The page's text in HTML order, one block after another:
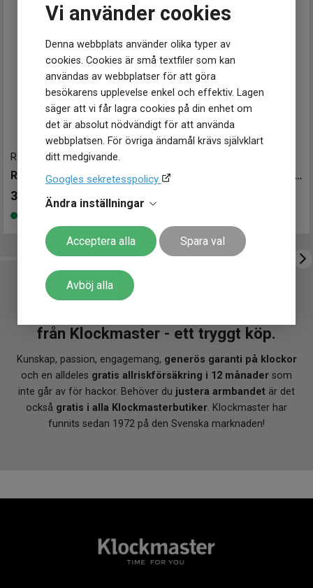
Vi använder cookies
Denna webbplats använder olika typer av
cookies. Cookies är små textfiler som kan
användas av webbplatser för att göra
besökarens upplevelse enkel och effektiv. Lagen
säger att vi får lagra cookies på din enhet om
det är absolut nödvändigt för att använda
webbplatsen. För övriga ändamål krävs självklart
ditt medgivande.
Googles sekretesspolicy
Ändra inställningar
Acceptera alla Spara val
Avböj alla
R21702162 -23 mm
RADO Ceramica 23mm
30 800 kr
Finns i lager
RADO True Square Diamonds 29mm
från Klockmaster - ett tryggt köp.
Kunskap, passion, engagemang, generös garanti på klockor
och en alldeles gratis allriskförsäkring i 12 månader som
inte går av för hackor. Behöver du justera armbandet är det
också gratis i alla Klockmasterbutiker. Klockmaster har
funnits sedan 1972 på den Svenska marknaden!